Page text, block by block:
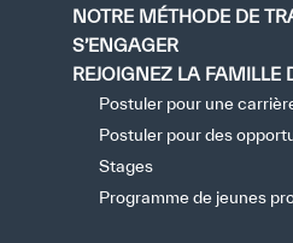
NOTRE MÉTHODE DE
S’ENGAGER
REJOIGNEZ LA FAMILLE
Postuler pour une
Postuler pour des
Stages
Programme de jeunes